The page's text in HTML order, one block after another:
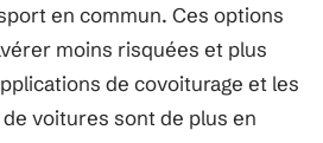
en commun. Ces options
moins risquées et plus
de covoiturage et les
voitures sont de plus en